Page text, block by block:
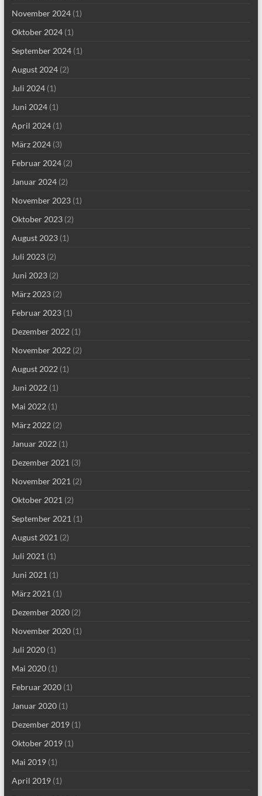
November 2024(1)
Oktober 2024(1)
September 2024(1)
August 2024(2)
Juli 2024(1)
Juni 2024(1)
April 2024(1)
März 2024(3)
Februar 2024(2)
Januar 2024(2)
November 2023(1)
Oktober 2023(2)
August 2023(1)
Juli 2023(2)
Juni 2023(2)
März 2023(2)
Februar 2023(1)
Dezember 2022(1)
November 2022(2)
August 2022(1)
Juni 2022(1)
Mai 2022(1)
März 2022(2)
Januar 2022(1)
Dezember 2021 (3)
November 2021 (2)
Oktober 2021 (2)
September 2021 (1)
August 2021 (2)
Juli 2021 (1)
Juni 2021 (1)
März 2021 (1)
Dezember 2020(2)
November 2020(1)
Juli 2020(1)
Mai 2020(1)
Februar 2020(1)
Januar 2020(1)
Dezember 2019(1)
Oktober 2019(1)
Mai 2019(1)
April 2019(1)